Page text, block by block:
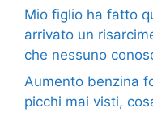
Mio figlio ha fatto
arrivato un
che nessuno
Aumento benzina
picchi mai visti,